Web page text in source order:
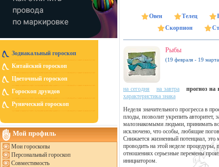
Зодиакальный гороскоп
Китайский гороскоп
Цветочный гороскоп
Гороскоп друидов
Рунический гороскоп
Мой профиль
Мои гороскопы
Персональный гороскоп
Совместимость
Овен Телец
Скорпион
Рыбы
(19 февраля - 19
на сегодня на завтра
прогноз на
характеристика знака
Неделя значительного прогресса в
плоды, позволит укрепить
малознакомыми людьми, принимать
исключено, что особы, любящие
Снижается жизненный потенциал, это
проводить на этой неделе
отношениях серьезные перемены
инициатором.